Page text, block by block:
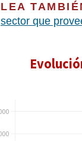
LEA
sector que